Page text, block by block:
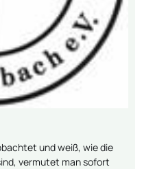
und weiß, wie die
vermutet man sofort